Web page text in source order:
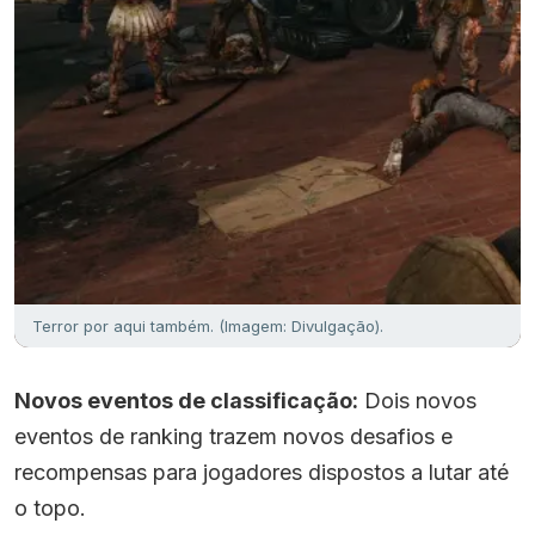
Terror por aqui também. (Imagem: Divulgação).
Novos eventos de classificação: Dois novos
eventos de ranking trazem novos desafios e
recompensas para jogadores dispostos a lutar até
o topo.